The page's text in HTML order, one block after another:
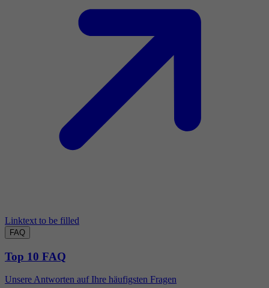
Linktext to be filled
FAQ
Top 10 FAQ
Unsere Antworten auf Ihre häufigsten Fragen